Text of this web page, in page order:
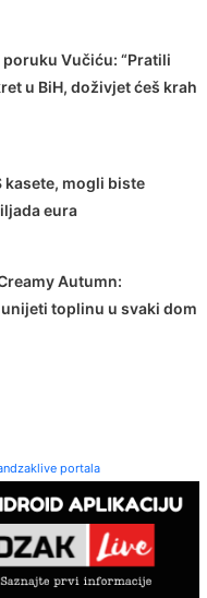
Vučiću: “Pratili
u BiH, doživjet ćeš krah
kasete, mogli biste
eura
Autumn:
toplinu u svaki dom
portala